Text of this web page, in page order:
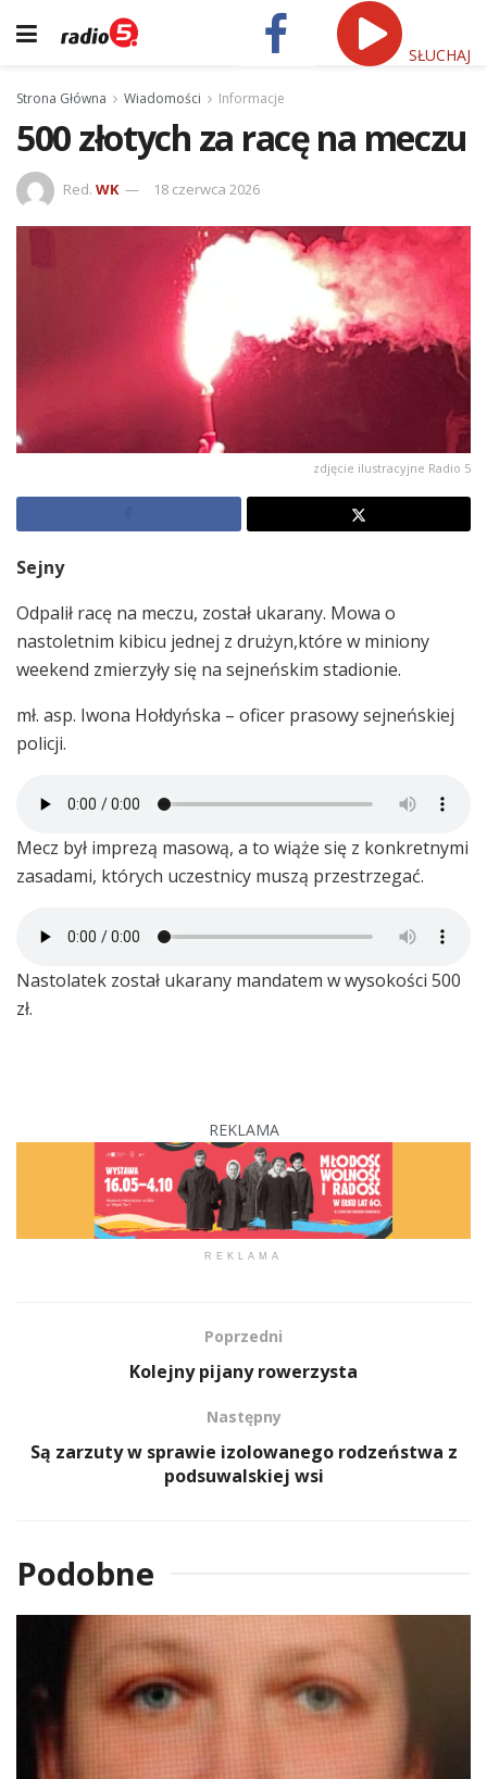
SŁUCHAJ
Strona Główna Wiadomości Informacje
500 złotych za racę na meczu
Red. WK 18 czerwca 2026
zdjęcie ilustracyjne Radio 5
Sejny
Odpalił racę na meczu, został ukarany. Mowa o
nastoletnim kibicu jednej z drużyn,które w miniony
weekend zmierzyły się na sejneńskim stadionie.
mł. asp. Iwona Hołdyńska – oficer prasowy sejneńskiej
policji.
Mecz był imprezą masową, a to wiąże się z konkretnymi
zasadami, których uczestnicy muszą przestrzegać.
Nastolatek został ukarany mandatem w wysokości 500
zł.
REKLAMA
REKLAMA
Poprzedni
Kolejny pijany rowerzysta
Następny
Są zarzuty w sprawie izolowanego rodzeństwa z
podsuwalskiej wsi
Podobne